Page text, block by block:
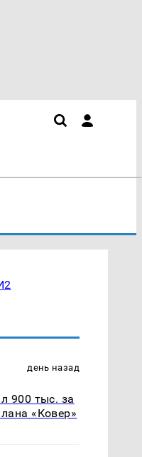
день назад
900 тыс. за
«Ковер»